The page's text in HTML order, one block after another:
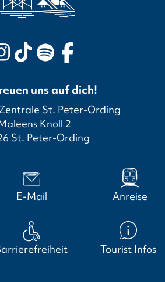
uns auf dich!
St. Peter-Ording
Knoll 2
St. Peter-Ording
E-Mail Anreise
Tourist Infos